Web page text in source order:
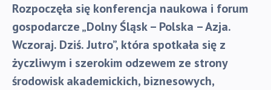
Rozpoczęła się konferencja naukowa i forum
gospodarcze „Dolny Śląsk – Polska – Azja.
Wczoraj. Dziś. Jutro”, która spotkała się z
życzliwym i szerokim odzewem ze strony
środowisk akademickich, biznesowych,